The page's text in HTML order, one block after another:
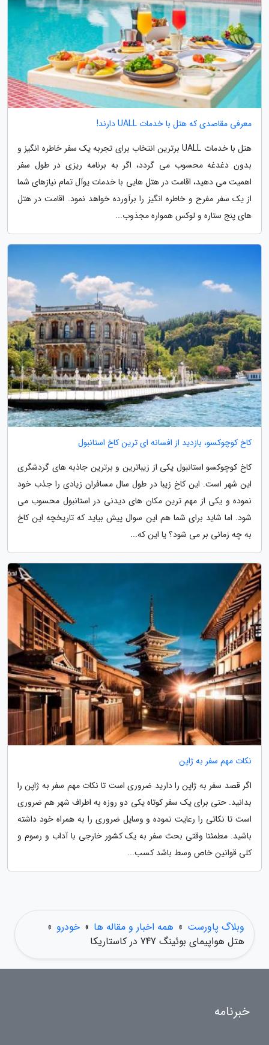
معرفی مقاصدی که هتل با خدمات UALL دارند!
هتل با خدمات UALL برترین انتخاب برای تجربه یک سفر خاطره انگیز و
بدون دغدغه محسوب می گردد، اگر به برنامه ریزی در طول سفر
اهمیت می دهید، اقامت در هتل هایی با خدمات یوآل تمام نیازهای شما
از یک سفر مفرح و خاطره انگیز را برآورده خواهد نمود. اقامت در هتل
های پنج ستاره و لوکس همواره مجذوب...
کاخ کوچوکسو، بازدید از افسانه ای ترین کاخ استانبول
کاخ کوچوکسو استانبول یکی از زیباترین و برترین جاذبه های گردشگری
این شهر است. این کاخ زیبا در طول سال مسافران زیادی را جذب خود
نموده و یکی از مهم ترین مکان های دیدنی در استانبول محسوب می
شود. اما شاید برای شما هم این سوال پیش بیاید که تاریخچه این کاخ
به چه زمانی بر می شود؟ یا این که...
نکات مهم سفر به ژاپن
اگر قصد سفر به ژاپن را دارید ضروری است تا نکات مهم سفر به ژاپن را
بدانید. حتی برای یک سفر کوتاه یکی دو روزه به اطراف شهر هم ضروری
است تا نکاتی را رعایت نموده و وسایل ضروری را به همراه خود داشته
باشید. مطمئنا وقتی بحث سفر به یک کشور خارجی با آداب و رسوم و
کلی قوانین خاص وسط باشد کسب...
وبلاگ پاورست » همه اخبار و مقاله ها » خودرو »
هتل هواپیمای بوئینگ 747 در کاستاریکا
خبرنامه